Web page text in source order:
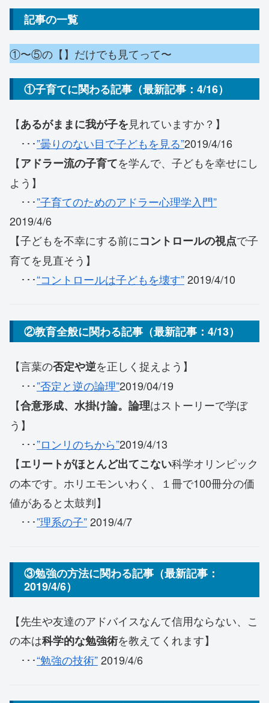
記事の一覧
①〜⑤の【】だけでも見てって〜
①子育てに関わる記事（最新記事：4/16）
【あるがままに我が子を見れていますか？】
･･･”曇りのない目で子どもを見る”2019/4/16
【アドラー流の子育てを学んで、子どもを幸せにし
よう】
･･･”子育てのためのアドラー心理学入門”
2019/4/6
【子どもを不幸にする前にコントロールの視点で子
育てを見直そう】
･･･“コントロールは子どもを壊す”2019/4/10
②教育全般に関わる記事（最新記事：4/13）
【言葉の否定や逆を正しく捉えよう】
･･･”否定と逆の論理”2019/04/19
【合意形成、水掛け論。論理はストーリーで学ぼ
う】
･･･”ロンリのちから”2019/4/13
【エリートがほとんど出てこない科学オリンピック
の本です。ホリエモンいわく、１冊で100冊分の価
値があると太鼓判】
･･･”理系の子”2019/4/7
③勉強の方法に関わる記事（最新記事：
2019/4/6）
【先生や友達のアドバイスなんて信用ならない、こ
の本は科学的な勉強術を教えてくれます】
･･･“勉強の技術”2019/4/6